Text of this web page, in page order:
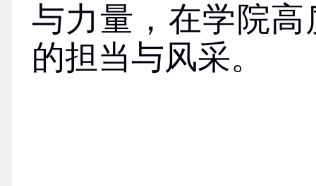
与力量，在学院
的担当与风采。